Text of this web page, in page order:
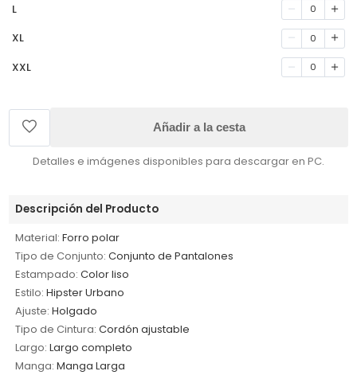
L 0
XL 0
XXL 0
Añadir a la cesta
Detalles e imágenes disponibles para descargar en PC.
Descripción del Producto
Material: Forro polar
Tipo de Conjunto: Conjunto de Pantalones
Estampado: Color liso
Estilo: Hipster Urbano
Ajuste: Holgado
Tipo de Cintura: Cordón ajustable
Largo: Largo completo
Manga: Manga Larga